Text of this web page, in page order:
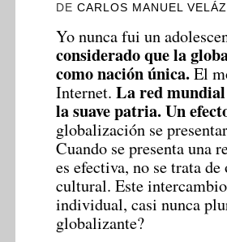
DE CARLOS MANUEL
Yo nunca fui un
considerado que la
como nación única.El
Internet. La red mundial
la suave patria. Un
globalización se
Cuando se presenta una
es efectiva, no se trata
cultural. Este
individual, casi nunca
globalizante?